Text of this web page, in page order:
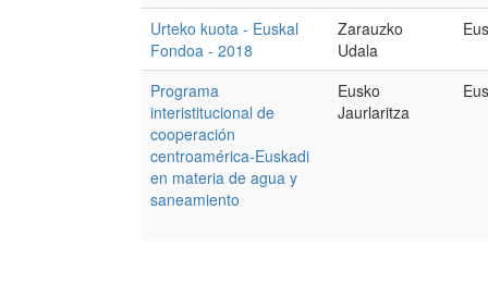
Urteko kuota - Euskal
Fondoa - 2018
Zarauzko
Udala
Programa
interistitucional de
cooperación
centroamérica-Euskadi
en materia de agua y
saneamiento
Eusko
Jaurlaritza